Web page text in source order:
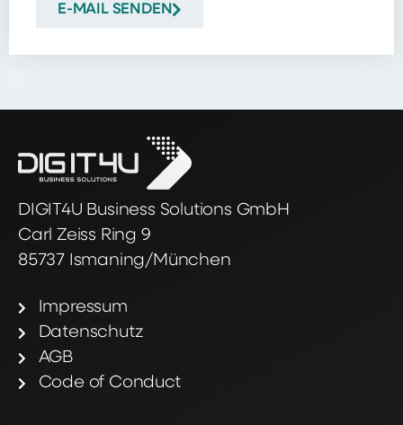
E-MAIL SENDEN
DIGIT4U Business Solutions GmbH
Carl Zeiss Ring 9
85737 Ismaning/München
Impressum
Datenschutz
AGB
Code of Conduct